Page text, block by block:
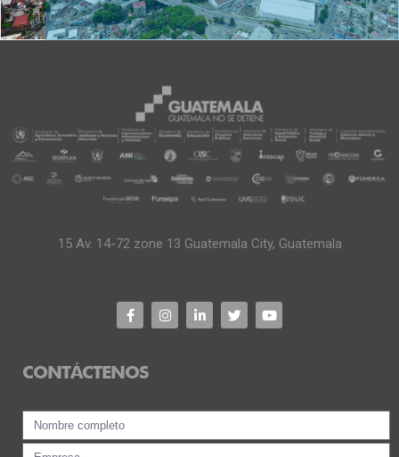
15 Av. 14-72 zone 13 Guatemala City, Guatemala
CONTÁCTENOS